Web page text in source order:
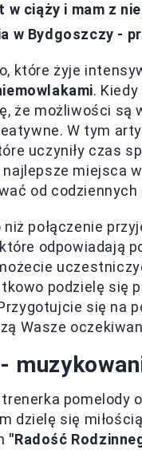
w ciąży i mam z
w Bydgoszczy -
które żyje
.
że możliwości
W tym
uczyniły czas
miejsca
od codziennych
połączenie
odpowiadają
podzielę się
się na
Wasze
pomelody
dzielę się
"Radość